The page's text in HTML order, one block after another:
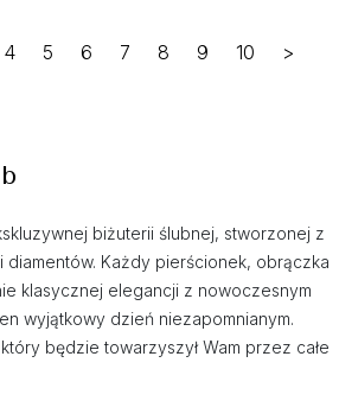
4 5 6 7 8 9 10 >
biżuterii ślubnej, stworzonej z
diamentów. Każdy pierścionek, obrączka
klasycznej elegancji z nowoczesnym
wyjątkowy dzień niezapomnianym.
będzie towarzyszył Wam przez całe